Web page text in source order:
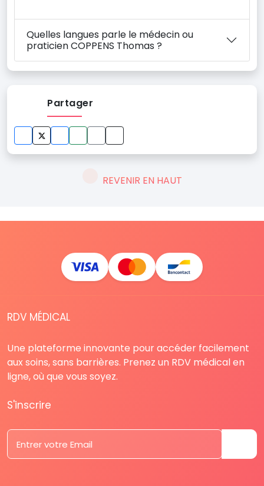
Quelles langues parle le médecin ou
praticien COPPENS Thomas ?
Partager
REVENIR EN HAUT
RDV MÉDICAL
Une plateforme innovante pour accéder facilement
aux soins, sans barrières. Prenez un RDV médical en
ligne, où que vous soyez.
S'inscrire